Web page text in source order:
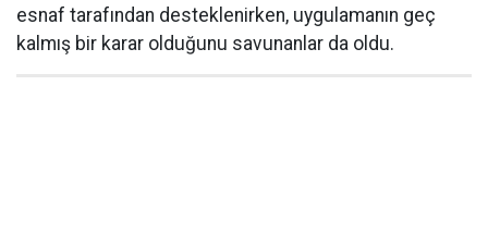
esnaf tarafından desteklenirken, uygulamanın geç
kalmış bir karar olduğunu savunanlar da oldu.